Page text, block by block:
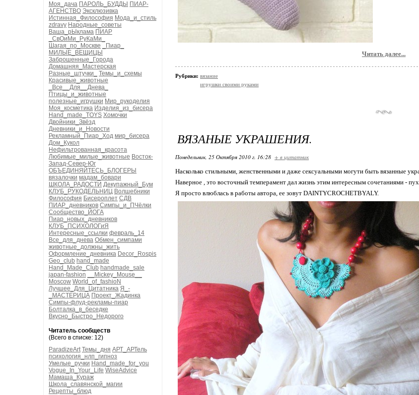
Моя_дача ПАРОЛЬ_БУДДЫ ПИАР-
АГЕНСТВО Эксклюзивка
Истинная_Философия Мода_и_стиль
zdravy Народные_советы
Ваша_рЫклама ПИАР
_СвОиМи_РуКаМи_
Шагая_по_Москве
_Пиар_
МИЛЫЕ_ВЕЩИЦЫ
Заброшенные_Города
Домашняя_Мастерская
Разные_штучки_
Темы_и_схемы
Красивые_животные
_Все__Для__Днева_
Птицы_и_животные
полезные_игрушки Мир_рукоделия
Моя_косметика Изделия_из_бисера
Hand_made_TOYS Хомочки
Двойники_Звёзд
Дневники_и_Новости
Рекламный_Пиар_Ход мир_бисера
Дом_Кукол
Нефильтрованная_красота
Любимые_милые_животные Восток-
Запад-Север-Юг
ОБЪЕДИНЯЙТЕСЬ_БЛОГЕРЫ
вязалочки мадам_бовари
ШКОЛА_РАДОСТИ Декупажный_Бум
КЛУБ_РУКОДЕЛЬНИЦ Волшебники
Философия Бисероплет СДВ
ПИАР_дневников Симпы_и_ПЧёлки
Сообщество_ЙОГА
Пиар_новых_дневников
КЛУБ_ПСИХОЛОГиЯ
Интересные_ссылки февраль_14
Все_для_днева Обмен_симпами
животные_должны_жить
Оформление_дневника Decor_Rospis
Geo_club hand_made
Hand_Made_Club handmade_sale
japan-fashion
__Mickey_Mouse__
Moscow World_of_fashioN
Лучшее_Для_Цитатника Я_-
_МАСТЕРИЦА Проект_Жадинка
Симпы-флуд-рекламы-пиар
Болталка_в_беседке
Вкусно_Быстро_Недорого
Читатель сообществ
(Всего в списке: 12)
ParadizeArt Темы_дня АРТ_АРТель
психология_нлп_гипноз
Умелые_ручки Hand_made_for_you
Vogue_In_Your_Life WiseAdvice
Мамаша_Кураж
Школа_славянской_магии
Рецепты_блюд
Читать далее...
Рубрики: вязание
игрушки своими руками
ВЯЗАНЫЕ УКРАШЕНИЯ.
Понедельник, 25 Октября 2010 г. 16:28 + в цитатник
Насколько стильными, женственными и даже сексуальными могути быть вязанные
Наверное , это восточный темперамент дал жизнь этим интересным сочетаниями -
Я просто влюблась в работы автора, ее зовут DAINTYCROCHETBYALY.